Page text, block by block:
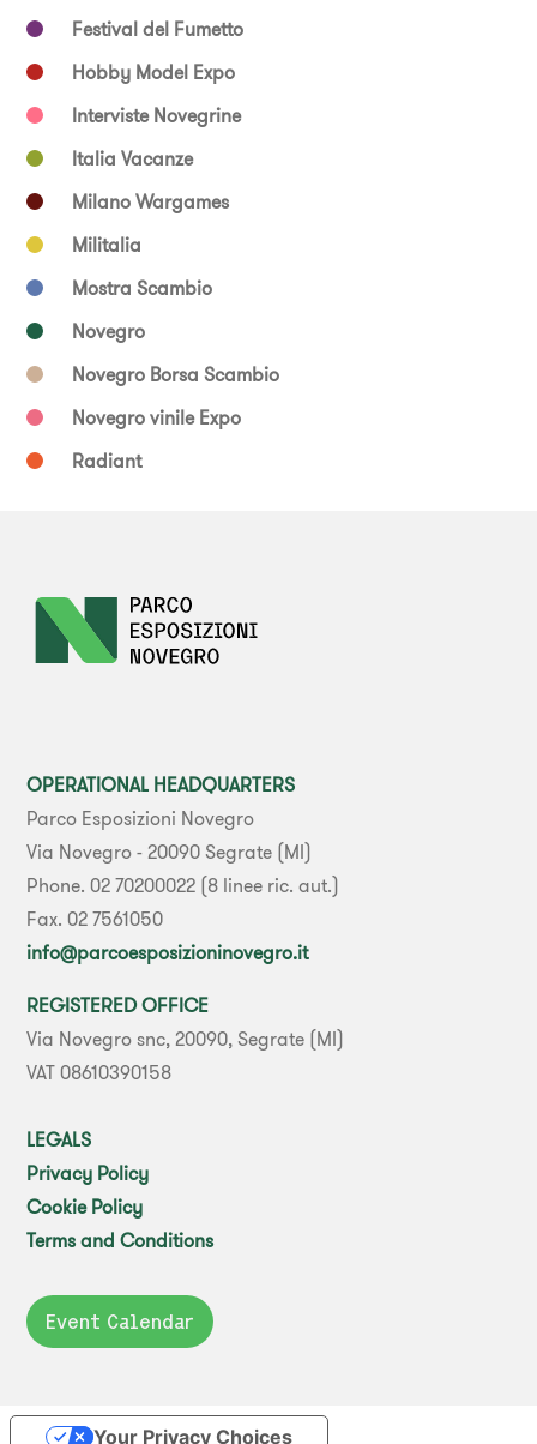
Festival del Fumetto
Hobby Model Expo
Interviste Novegrine
Italia Vacanze
Milano Wargames
Militalia
Mostra Scambio
Novegro
Novegro Borsa Scambio
Novegro vinile Expo
Radiant
OPERATIONAL HEADQUARTERS
Parco Esposizioni Novegro
Via Novegro - 20090 Segrate (MI)
Phone. 02 70200022 (8 linee ric. aut.)
Fax. 02 7561050
info@parcoesposizioninovegro.it
REGISTERED OFFICE
Via Novegro snc, 20090, Segrate (MI)
VAT 08610390158
LEGALS
Privacy Policy
Cookie Policy
Terms and Conditions
Event Calendar
Your Privacy Choices